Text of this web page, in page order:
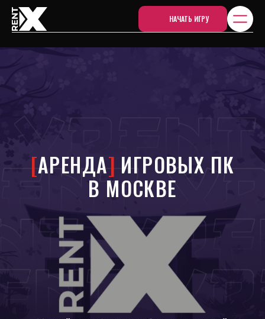
НАЧАТЬ ИГРУ
[ АРЕНДА ]
АРЕНДОВАТЬ ПК
Играй комфортно без вложений
в дорогое железо.
Аренда игрового ПК - без залога,
с бесплатной доставкой до двери